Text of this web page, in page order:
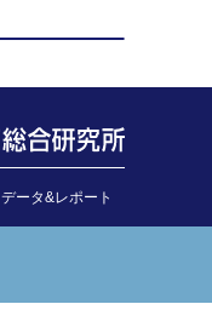
データ&レポート